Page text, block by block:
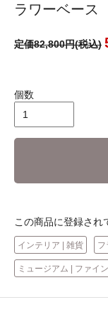
ラワーベース
定価82,800円(税込)
個数
この商品に登録され
インテリア | 雑貨 フ
ミュージアム | ファイ